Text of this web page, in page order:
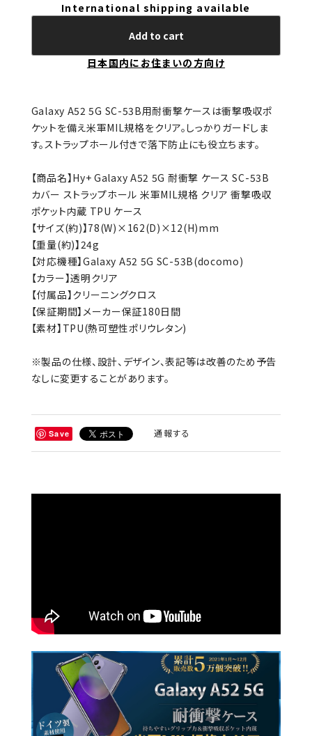
International shipping available
Add to cart
日本国内にお住まいの方向け
Galaxy A52 5G SC-53B用耐衝撃ケースは衝撃吸収ポ
ケットを備え米軍MIL規格をクリア。しっかりガードしま
す。ストラップホール付きで落下防止にも役立ちます。
【商品名】Hy+ Galaxy A52 5G 耐衝撃 ケース SC-53B
カバー ストラップホール 米軍MIL規格 クリア 衝撃吸収
ポケット内蔵 TPU ケース
【サイズ(約)】78(W)×162(D)×12(H)mm
【重量(約)】24g
【対応機種】Galaxy A52 5G SC-53B(docomo)
【カラー】透明クリア
【付属品】クリーニングクロス
【保証期間】メーカー保証180日間
【素材】TPU(熱可塑性ポリウレタン)
※製品の仕様、設計、デザイン、表記等は改善のため予告
なしに変更することがあります。
Save 通報する